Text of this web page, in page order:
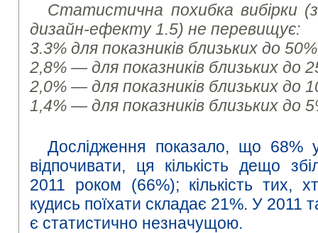
Статистична похибка вибірки (з
дизайн-ефекту 1.5) не перевищує:
3.3% для показників близьких до
2,8% — для показників близьких до
2,0% — для показників близьких до
1,4% — для показників близьких до
Дослідження показало, що 68%
відпочивати, ця кількість дещо
2011 роком (66%); кількість тих,
кудись поїхати складає 21%. У 2011
є статистично незначущою.